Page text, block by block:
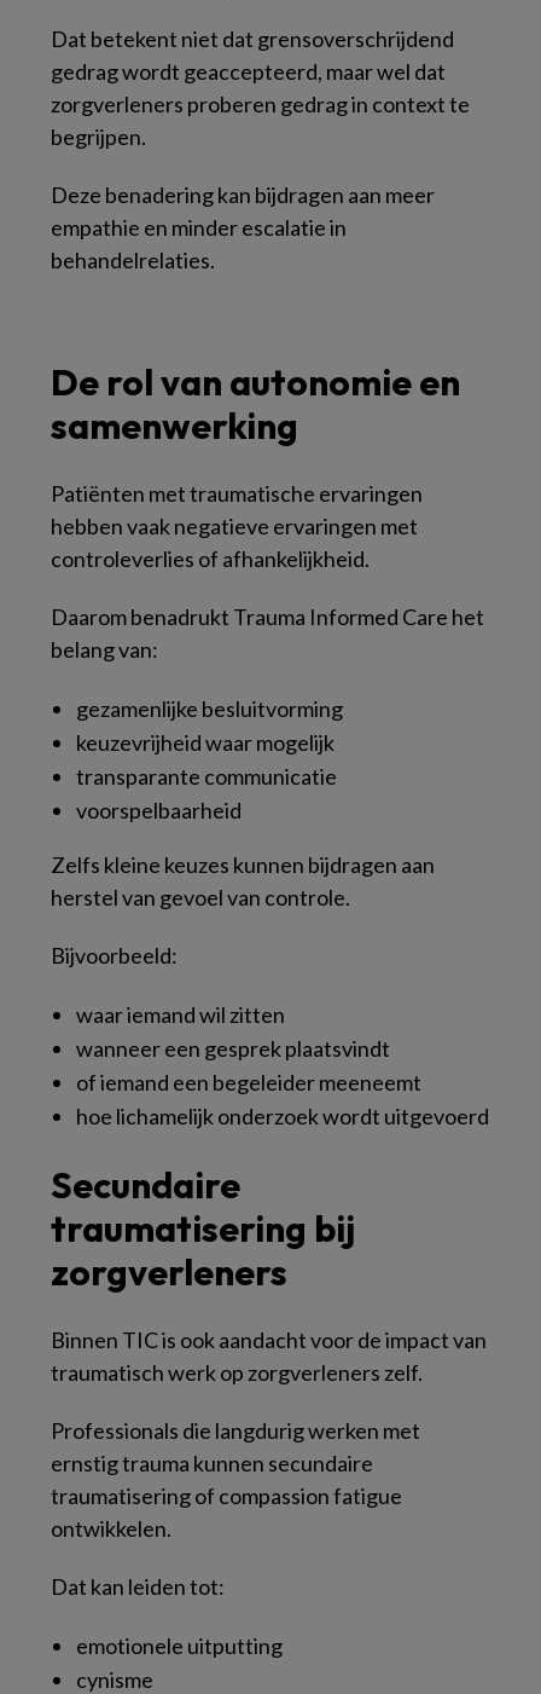
Dat betekent niet dat grensoverschrijdend
gedrag wordt geaccepteerd, maar wel dat
zorgverleners proberen gedrag in context te
begrijpen.
Deze benadering kan bijdragen aan meer
empathie en minder escalatie in
behandelrelaties.
De rol van autonomie en
samenwerking
Patiënten met traumatische ervaringen
hebben vaak negatieve ervaringen met
controleverlies of afhankelijkheid.
Daarom benadrukt Trauma Informed Care het
belang van:
gezamenlijke besluitvorming
keuzevrijheid waar mogelijk
transparante communicatie
voorspelbaarheid
Zelfs kleine keuzes kunnen bijdragen aan
herstel van gevoel van controle.
Bijvoorbeeld:
waar iemand wil zitten
wanneer een gesprek plaatsvindt
of iemand een begeleider meeneemt
hoe lichamelijk onderzoek wordt uitgevoerd
Secundaire
traumatisering bij
zorgverleners
Binnen TIC is ook aandacht voor de impact van
traumatisch werk op zorgverleners zelf.
Professionals die langdurig werken met
ernstig trauma kunnen secundaire
traumatisering of compassion fatigue
ontwikkelen.
Dat kan leiden tot:
emotionele uitputting
cynisme